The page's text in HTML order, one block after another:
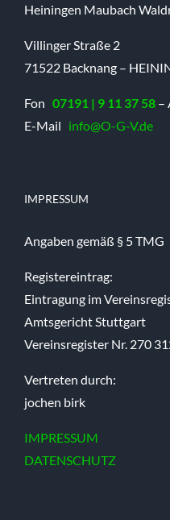
Heiningen Maubach
Villinger Straße 2
71522 Backnang –
Fon 07191 | 9 11 37 58 –
E-Mail info@O-G-V.de
IMPRESSUM
Angaben gemäß § 5 TMG
Registereintrag:
Eintragung im
Amtsgericht Stuttgart
Vereinsregister Nr. 270
Vertreten durch:
jochen birk
IMPRESSUM
DATENSCHUTZ